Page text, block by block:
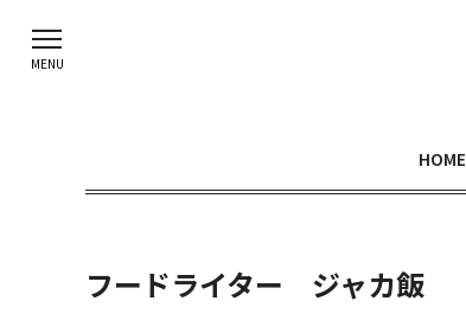
HOME
フードライター ジャカ飯